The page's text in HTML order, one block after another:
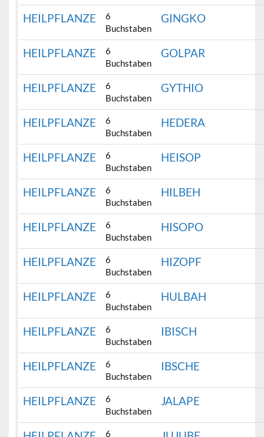
HEILPFLANZE
6
Buchstaben
GINGKO
HEILPFLANZE
6
Buchstaben
GOLPAR
HEILPFLANZE
6
Buchstaben
GYTHIO
HEILPFLANZE
6
Buchstaben
HEDERA
HEILPFLANZE
6
Buchstaben
HEISOP
HEILPFLANZE
6
Buchstaben
HILBEH
HEILPFLANZE
6
Buchstaben
HISOPO
HEILPFLANZE
6
Buchstaben
HIZOPF
HEILPFLANZE
6
Buchstaben
HULBAH
HEILPFLANZE
6
Buchstaben
IBISCH
HEILPFLANZE
6
Buchstaben
IBSCHE
HEILPFLANZE
6
Buchstaben
JALAPE
6